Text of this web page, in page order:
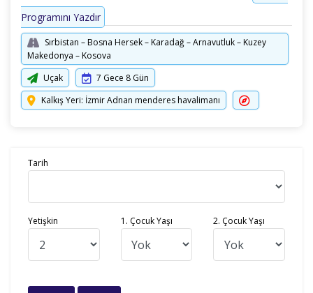
Programını Yazdır
Sırbistan – Bosna Hersek – Karadağ – Arnavutluk – Kuzey
Makedonya – Kosova
Uçak
7 Gece 8 Gün
Kalkış Yeri: İzmir Adnan menderes havalimanı
Tarih
Yetişkin 1. Çocuk Yaşı 2. Çocuk Yaşı